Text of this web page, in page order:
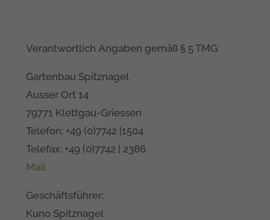
Verantwortlich Angaben gemäß § 5 TMG:
Gartenbau Spitznagel
Ausser Ort 14
79771 Klettgau-Griessen
Telefon: +49 (0)7742 |1504
Telefax: +49 (0)7742 | 2386
Mail
Geschäftsführer:
Kuno Spitznagel